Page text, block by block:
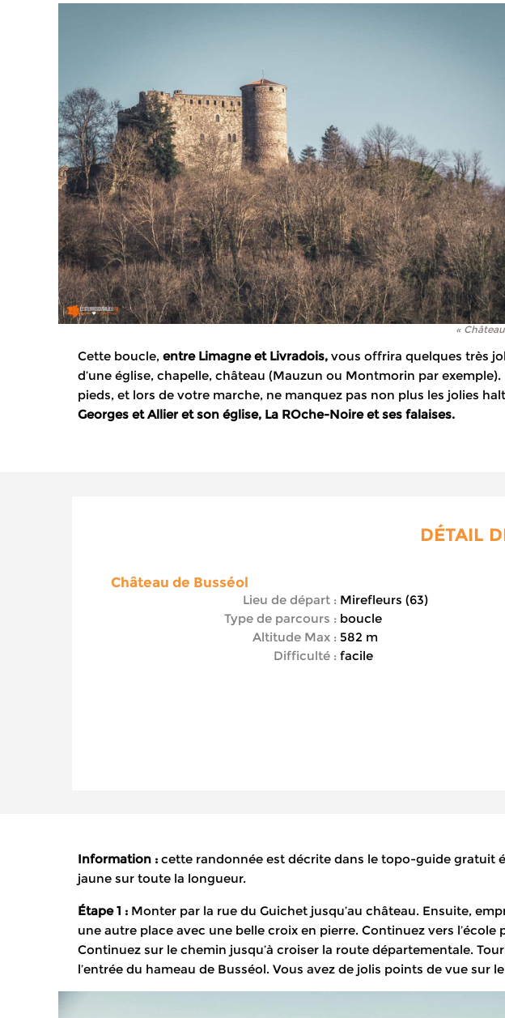
«
Cette boucle, entre Limagne et Livradois, vous offrira quelques très
d’une église, chapelle, château (Mauzun ou Montmorin par exemple).
pieds, et lors de votre marche, ne manquez pas non plus les jolies
Georges et Allier et son église, La ROche-Noire et ses falaises.
DÉTAIL
Château de Busséol
Lieu de départ :Mirefleurs (63)
Type de parcours :boucle
Altitude Max :582 m
Difficulté :facile
Information : cette randonnée est décrite dans le topo-guide gratuit
jaune sur toute la longueur.
Étape 1 : Monter par la rue du Guichet jusqu’au château. Ensuite,
une autre place avec une belle croix en pierre. Continuez vers
Continuez sur le chemin jusqu’à croiser la route départementale.
l’entrée du hameau de Busséol. Vous avez de jolis points de vue sur